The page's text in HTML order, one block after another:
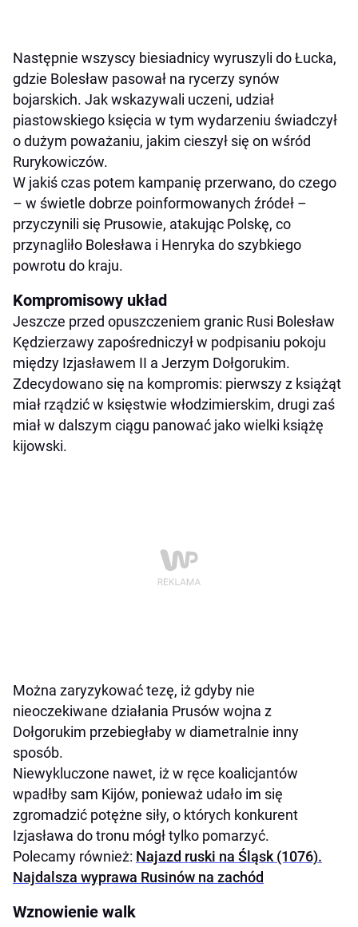
Następnie wszyscy biesiadnicy wyruszyli do Łucka,
gdzie Bolesław pasował na rycerzy synów
bojarskich. Jak wskazywali uczeni, udział
piastowskiego księcia w tym wydarzeniu świadczył
o dużym poważaniu, jakim cieszył się on wśród
Rurykowiczów.
W jakiś czas potem kampanię przerwano, do czego
– w świetle dobrze poinformowanych źródeł –
przyczynili się Prusowie, atakując Polskę, co
przynagliło Bolesława i Henryka do szybkiego
powrotu do kraju.
Kompromisowy układ
Jeszcze przed opuszczeniem granic Rusi Bolesław
Kędzierzawy zapośredniczył w podpisaniu pokoju
między Izjasławem II a Jerzym Dołgorukim.
Zdecydowano się na kompromis: pierwszy z książąt
miał rządzić w księstwie włodzimierskim, drugi zaś
miał w dalszym ciągu panować jako wielki książę
kijowski.
Można zaryzykować tezę, iż gdyby nie
nieoczekiwane działania Prusów wojna z
Dołgorukim przebiegłaby w diametralnie inny
sposób.
Niewykluczone nawet, iż w ręce koalicjantów
wpadłby sam Kijów, ponieważ udało im się
zgromadzić potężne siły, o których konkurent
Izjasława do tronu mógł tylko pomarzyć.
Polecamy również: Najazd ruski na Śląsk (1076).
Najdalsza wyprawa Rusinów na zachód
Wznowienie walk